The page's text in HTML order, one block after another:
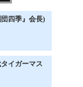
四季』会長)
イガーマス